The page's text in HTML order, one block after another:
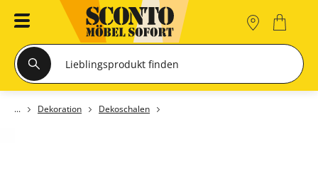
Dekoration Dekoschalen